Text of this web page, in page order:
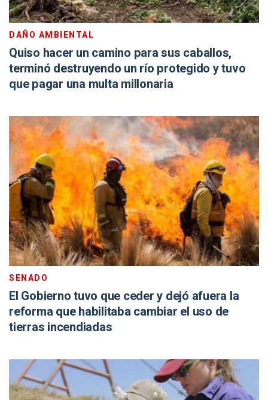
DAÑO AMBIENTAL
Quiso hacer un camino para sus caballos,
terminó destruyendo un río protegido y tuvo
que pagar una multa millonaria
SENADO
El Gobierno tuvo que ceder y dejó afuera la
reforma que habilitaba cambiar el uso de
tierras incendiadas